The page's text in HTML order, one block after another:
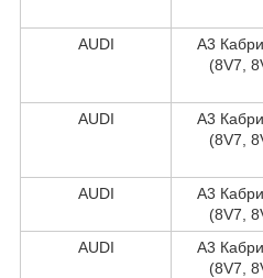
AUDI
A3
(8V7,
AUDI
A3
(8V7,
AUDI
A3
(8V7,
AUDI
A3
(8V7,